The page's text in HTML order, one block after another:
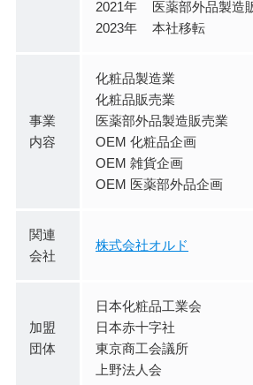
2021年
医薬部外品製造
2023年
本社移転
事業
内容
化粧品製造業
化粧品販売業
医薬部外品製造販売業
OEM 化粧品企画
OEM 雑貨企画
OEM 医薬部外品企画
関連
会社
株式会社オルド
加盟
団体
日本化粧品工業会
日本赤十字社
東京商工会議所
上野法人会